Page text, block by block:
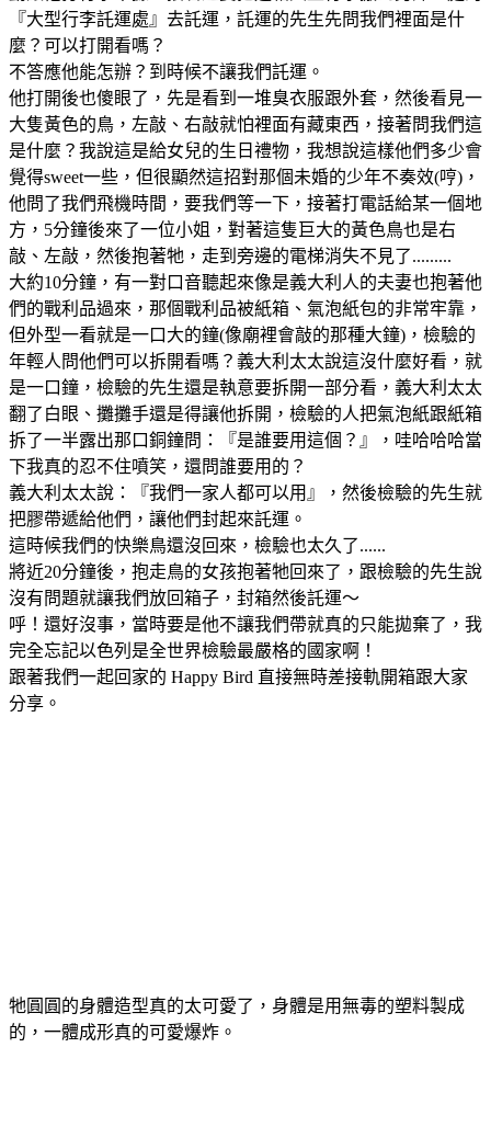
『大型行李託運處』去託運，託運的先生先問我們裡面是什
麼？可以打開看嗎？
不答應他能怎辦？到時候不讓我們託運。
他打開後也傻眼了，先是看到一堆臭衣服跟外套，然後看見一
大隻黃色的鳥，左敲、右敲就怕裡面有藏東西，接著問我們這
是什麼？我說這是給女兒的生日禮物，我想說這樣他們多少會
覺得sweet一些，但很顯然這招對那個未婚的少年不奏效(哼)，
他問了我們飛機時間，要我們等一下，接著打電話給某一個地
方，5分鐘後來了一位小姐，對著這隻巨大的黃色鳥也是右
敲、左敲，然後抱著牠，走到旁邊的電梯消失不見了.........
大約10分鐘，有一對口音聽起來像是義大利人的夫妻也抱著他
們的戰利品過來，那個戰利品被紙箱、氣泡紙包的非常牢靠，
但外型一看就是一口大的鐘(像廟裡會敲的那種大鐘)，檢驗的
年輕人問他們可以拆開看嗎？義大利太太說這沒什麼好看，就
是一口鐘，檢驗的先生還是執意要拆開一部分看，義大利太太
翻了白眼、攤攤手還是得讓他拆開，檢驗的人把氣泡紙跟紙箱
拆了一半露出那口銅鐘問：『是誰要用這個？』，哇哈哈哈當
下我真的忍不住噴笑，還問誰要用的？
義大利太太說：『我們一家人都可以用』，然後檢驗的先生就
把膠帶遞給他們，讓他們封起來託運。
這時候我們的快樂鳥還沒回來，檢驗也太久了......
將近20分鐘後，抱走鳥的女孩抱著牠回來了，跟檢驗的先生說
沒有問題就讓我們放回箱子，封箱然後託運～
呼！還好沒事，當時要是他不讓我們帶就真的只能拋棄了，我
完全忘記以色列是全世界檢驗最嚴格的國家啊！
跟著我們一起回家的 Happy Bird 直接無時差接軌開箱跟大家
分享。
牠圓圓的身體造型真的太可愛了，身體是用無毒的塑料製成
的，一體成形真的可愛爆炸。